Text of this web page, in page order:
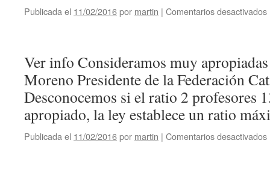
Publicada el 11/02/2016por martin | Comentarios desactivados
Ver info Consideramos muy
Moreno Presidente de la Federación
Desconocemos si el ratio 2 profesores
apropiado, la ley establece un ratio
Publicada el 11/02/2016por martin | Comentarios desactivados